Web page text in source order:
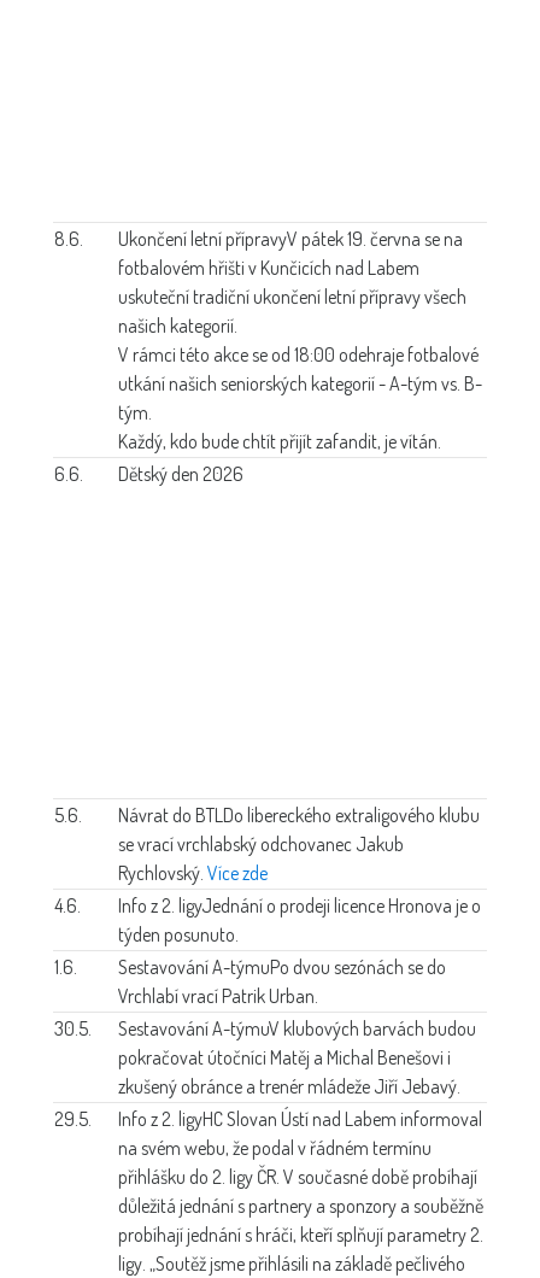
8.6. Ukončení letní přípravyV pátek 19. června se na
fotbalovém hřišti v Kunčicích nad Labem
uskuteční tradiční ukončení letní přípravy všech
našich kategorií.
V rámci této akce se od 18:00 odehraje fotbalové
utkání našich seniorských kategorií - A-tým vs. B-
tým.
Každý, kdo bude chtít přijít zafandit, je vítán.
6.6.
Dětský den 2026
5.6. Návrat do BTL Do libereckého extraligového klubu
se vrací vrchlabský odchovanec Jakub
Rychlovský. Více zde
4.6.
Info z 2. ligyJednání o prodeji licence Hronova je o
týden posunuto.
1.6.
Sestavování A-týmuPo dvou sezónách se do
Vrchlabí vrací Patrik Urban.
30.5.
Sestavování A-týmuV klubových barvách budou
pokračovat útočníci Matěj a Michal Benešovi i
zkušený obránce a trenér mládeže Jiří Jebavý.
29.5.
Info z 2. ligyHC Slovan Ústí nad Labem informoval
na svém webu, že podal v řádném termínu
přihlášku do 2. ligy ČR. V současné době probíhají
důležitá jednání s partnery a sponzory a souběžně
probíhají jednání s hráči, kteří splňují parametry 2.
ligy. „Soutěž jsme přihlásili na základě pečlivého